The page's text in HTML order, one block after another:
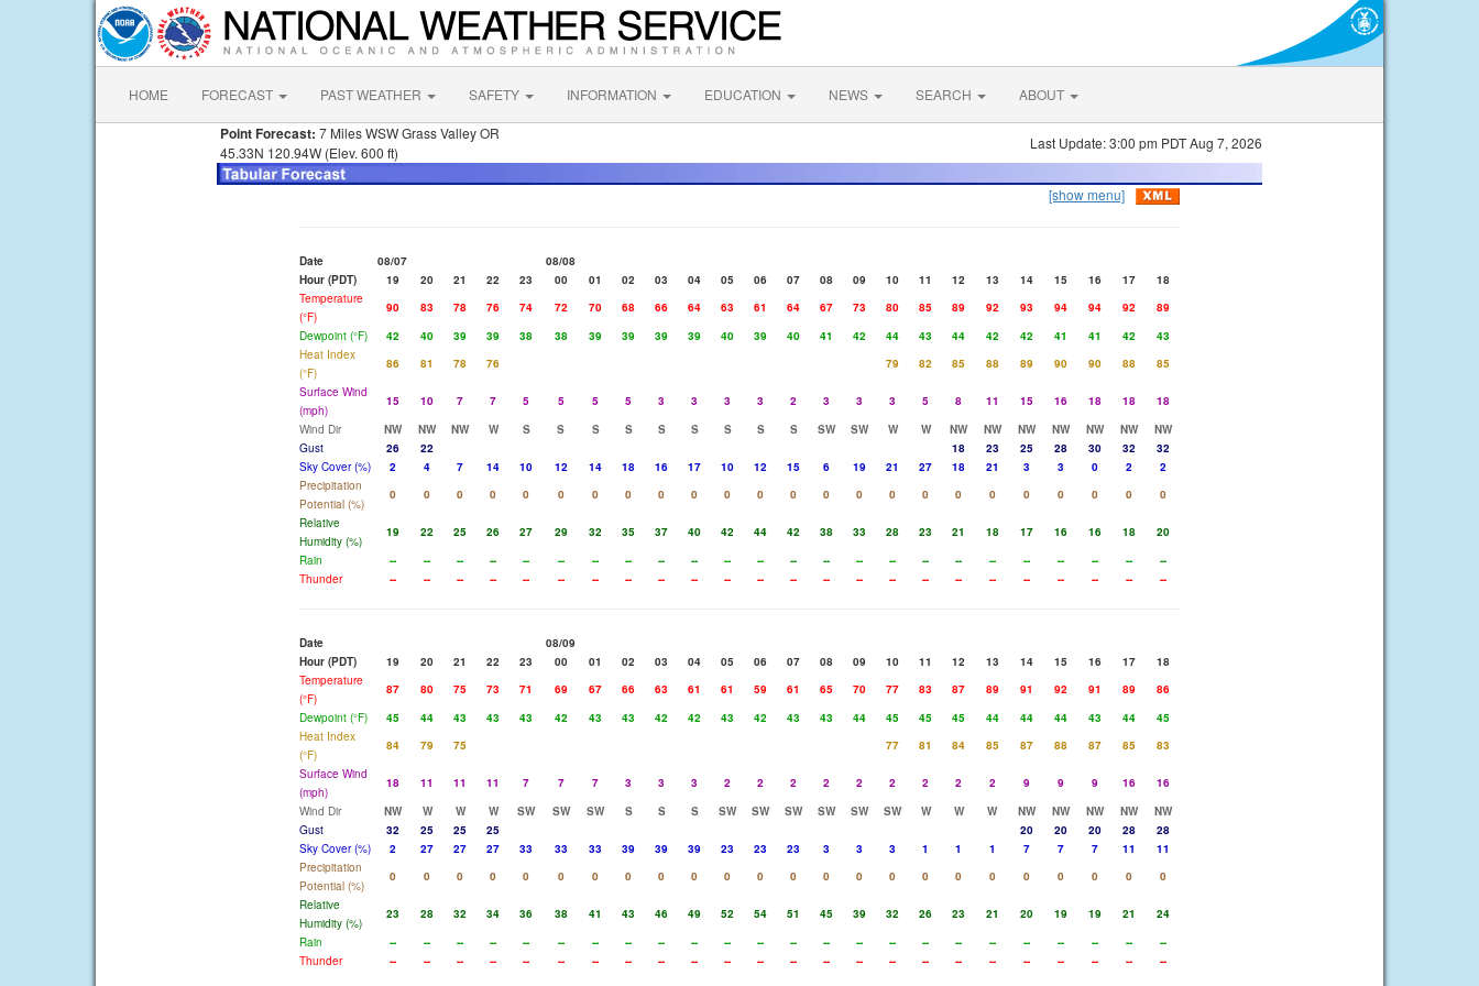
HOME FORECAST PAST WEATHER SAFETY INFORMATION EDUCATION NEWS SEARCH ABOUT
Point Forecast: 7 Miles WSW Grass Valley OR
45.33N 120.94W (Elev. 600 ft)
Last Update: 3:00 pm PDT Aug 7, 2026
[show menu]
Date 08/07
08/08
Hour (PDT)
19 20 21 22 23 00 01 02 03 04 05 06 07 08 09 10 11 12 13 14 15 16 17
18
Temperature
(°F)
90 83 78 76 74 72 70 68 66 64 63 61 64 67 73 80 85 89 92 93 94 94 92
89
Dewpoint (°F)
42 40 39 39 38 38 39 39 39 39 40 39 40 41 42 44 43 44 42 42 41 41 42
43
Heat Index
(°F)
86 81 78 76 79 82 85 88 89 90 90 88
85
Surface Wind
(mph)
15 10 7 7 5 5 5 5 3 3 3 3 2 3 3 3 5 8 11 15 16 18 18
18
Wind Dir
NW NW NW W S S S S S S S S S SW SW W W NW NW NW NW NW NW
NW
Gust
26 22 18 23 25 28 30 32
32
Sky Cover (%)
2 4 7 14 10 12 14 18 16 17 10 12 15 6 19 21 27 18 21 3 3 0 2
2
Precipitation
Potential (%)
0 0 0 0 0 0 0 0 0 0 0 0 0 0 0 0 0 0 0 0 0 0 0
0
Relative
Humidity (%)
19 22 25 26 27 29 32 35 37 40 42 44 42 38 33 28 23 21 18 17 16 16 18
20
Rain
-- -- -- -- -- -- -- -- -- -- -- -- -- -- -- -- -- -- -- -- -- -- --
--
Thunder
-- -- -- -- -- -- -- -- -- -- -- -- -- -- -- -- -- -- -- -- -- -- -- --
Date
08/09
Hour (PDT)
19 20 21 22 23 00 01 02 03 04 05 06 07 08 09 10 11 12 13 14 15 16 17
18
Temperature
(°F)
87 80 75 73 71 69 67 66 63 61 61 59 61 65 70 77 83 87 89 91 92 91 89
86
Dewpoint (°F)
45 44 43 43 43 42 43 43 42 42 43 42 43 43 44 45 45 45 44 44 44 43 44
45
Heat Index
(°F)
84 79 75 77 81 84 85 87 88 87 85
83
Surface Wind
(mph)
18 11 11 11 7 7 7 3 3 3 2 2 2 2 2 2 2 2 2 9 9 9 16
16
Wind Dir
NW W W W SW SW SW S S S SW SW SW SW SW SW W W W NW NW NW NW
NW
Gust
32 25 25 25 20 20 20 28
28
Sky Cover (%)
2 27 27 27 33 33 33 39 39 39 23 23 23 3 3 3 1 1 1 7 7 7 11
11
Precipitation
Potential (%)
0 0 0 0 0 0 0 0 0 0 0 0 0 0 0 0 0 0 0 0 0 0 0
0
Relative
Humidity (%)
23 28 32 34 36 38 41 43 46 49 52 54 51 45 39 32 26 23 21 20 19 19 21
24
Rain
-- -- -- -- -- -- -- -- -- -- -- -- -- -- -- -- -- -- -- -- -- -- --
--
Thunder
-- -- -- -- -- -- -- -- -- -- -- -- -- -- -- -- -- -- -- -- -- -- -- --